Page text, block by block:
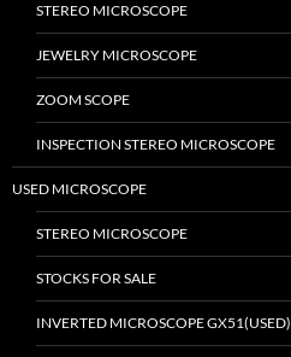
STEREO MICROSCOPE
JEWELRY MICROSCOPE
ZOOM SCOPE
INSPECTION STEREO MICROSCOPE
USED MICROSCOPE
STEREO MICROSCOPE
STOCKS FOR SALE
INVERTED MICROSCOPE GX51(USED)